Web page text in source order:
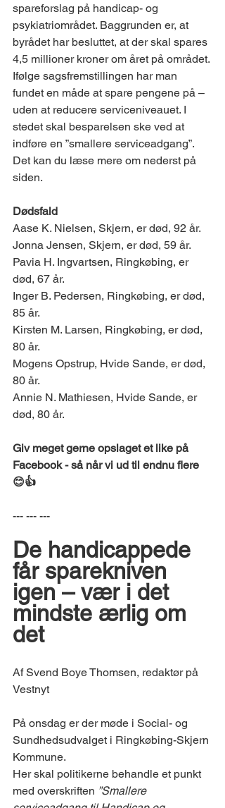
spareforslag på handicap- og
psykiatriområdet. Baggrunden er, at
byrådet har besluttet, at der skal spares
4,5 millioner kroner om året på området.
Ifølge sagsfremstillingen har man
fundet en måde at spare pengene på –
uden at reducere serviceniveauet. I
stedet skal besparelsen ske ved at
indføre en ”smallere serviceadgang”.
Det kan du læse mere om nederst på
siden.
Dødsfald
Aase K. Nielsen, Skjern, er død, 92 år.
Jonna Jensen, Skjern, er død, 59 år.
Pavia H. Ingvartsen, Ringkøbing, er
død, 67 år.
Inger B. Pedersen, Ringkøbing, er død,
85 år.
Kirsten M. Larsen, Ringkøbing, er død,
80 år.
Mogens Opstrup, Hvide Sande, er død,
80 år.
Annie N. Mathiesen, Hvide Sande, er
død, 80 år.
Giv meget gerne opslaget et like på
Facebook - så når vi ud til endnu flere
😊👍
--- --- ---
De handicappede
får sparekniven
igen – vær i det
mindste ærlig om
det
Af Svend Boye Thomsen, redaktør på
Vestnyt
På onsdag er der møde i Social- og
Sundhedsudvalget i Ringkøbing-Skjern
Kommune.
Her skal politikerne behandle et punkt
med overskriften ”Smallere